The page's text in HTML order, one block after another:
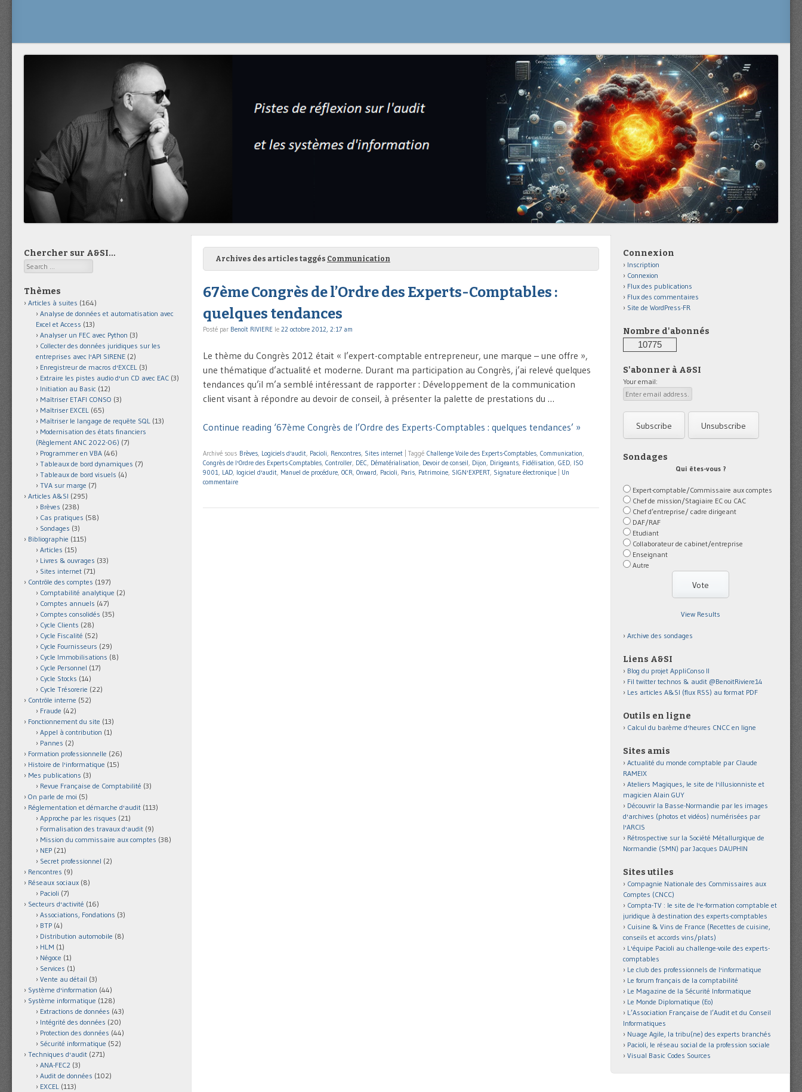
Archives des articles taggés Communication
67ème Congrès de l’Ordre des Experts-Comptables :
quelques tendances
Posté par Benoît RIVIERE le 22 octobre 2012, 2:17 am
Le thème du Congrès 2012 était « l’expert-comptable entrepreneur, une marque – une offre »,
une thématique d’actualité et moderne. Durant ma participation au Congrès, j’ai relevé quelques
tendances qu’il m’a semblé intéressant de rapporter : Développement de la communication
client visant à répondre au devoir de conseil, à présenter la palette de prestations du …
Continue reading ‘67ème Congrès de l’Ordre des Experts-Comptables : quelques tendances’ »
Archivé sous Brèves, Logiciels d'audit, Pacioli, Rencontres, Sites internet Taggé Challenge Voile des Experts-Comptables, Communication,
Congrès de l'Ordre des Experts-Comptables, Controller, DEC, Dématérialisation, Devoir de conseil, Dijon, Dirigeants, Fidélisation, GED, ISO
9001, LAD, logiciel d'audit, Manuel de procédure, OCR, Onward, Pacioli, Paris, Patrimoine, SIGN'EXPERT, Signature électronique
Un
commentaire
Chercher sur A&SI…
Search
Thèmes
Articles à suites (164)
Analyse de données et automatisation avec
Excel et Access (13)
Analyser un FEC avec Python (3)
Collecter des données juridiques sur les
entreprises avec l'API SIRENE (2)
Enregistreur de macros d'EXCEL (3)
Extraire les pistes audio d'un CD avec EAC (3)
Initiation au Basic (12)
Maîtriser ETAFI CONSO (3)
Maîtriser EXCEL (65)
Maîtriser le langage de requête SQL (13)
Modernisation des états financiers
(Règlement ANC 2022-06) (7)
Programmer en VBA (46)
Tableaux de bord dynamiques (7)
Tableaux de bord visuels (4)
TVA sur marge (7)
Articles A&SI (295)
Brèves (238)
Cas pratiques (58)
Sondages (3)
Bibliographie (115)
Articles (15)
Livres & ouvrages (33)
Sites internet (71)
Contrôle des comptes (197)
Comptabilité analytique (2)
Comptes annuels (47)
Comptes consolidés (35)
Cycle Clients (28)
Cycle Fiscalité (52)
Cycle Fournisseurs (29)
Cycle Immobilisations (8)
Cycle Personnel (17)
Cycle Stocks (14)
Cycle Trésorerie (22)
Contrôle interne (52)
Fraude (42)
Fonctionnement du site (13)
Appel à contribution (1)
Pannes (2)
Formation professionnelle (26)
Histoire de l'informatique (15)
Mes publications (3)
Revue Française de Comptabilité (3)
On parle de moi (5)
Réglementation et démarche d'audit (113)
Approche par les risques (21)
Formalisation des travaux d'audit (9)
Mission du commissaire aux comptes (38)
NEP (21)
Secret professionnel (2)
Rencontres (9)
Réseaux sociaux (8)
Pacioli (7)
Secteurs d'activité (16)
Associations, Fondations (3)
BTP (4)
Distribution automobile (8)
HLM (1)
Négoce (1)
Services (1)
Vente au détail (3)
Système d'information (44)
Système informatique (128)
Extractions de données (43)
Intégrité des données (20)
Protection des données (44)
Sécurité informatique (52)
Techniques d'audit (271)
ANA-FEC2 (3)
Audit de données (102)
EXCEL (113)
Connexion
Inscription
Connexion
Flux des publications
Flux des commentaires
Site de WordPress-FR
Nombre d'abonnés
10775
S'abonner à A&SI
Your email:
Sondages
Qui êtes-vous ?
Expert-comptable/Commissaire aux comptes
Chef de mission/Stagiaire EC ou CAC
Chef d’entreprise/ cadre dirigeant
DAF/RAF
Etudiant
Collaborateur de cabinet/entreprise
Enseignant
Autre
View Results
Archive des sondages
Liens A&SI
Blog du projet AppliConso II
Fil twitter technos & audit @BenoitRiviere14
Les articles A&SI (flux RSS) au format PDF
Outils en ligne
Calcul du barème d'heures CNCC en ligne
Sites amis
Actualité du monde comptable par Claude
RAMEIX
Ateliers Magiques, le site de l'illusionniste et
magicien Alain GUY
Découvrir la Basse-Normandie par les images
d'archives (photos et vidéos) numérisées par
l'ARCIS
Rétrospective sur la Société Métallurgique de
Normandie (SMN) par Jacques DAUPHIN
Sites utiles
Compagnie Nationale des Commissaires aux
Comptes (CNCC)
Compta-TV : le site de l'e-formation comptable et
juridique à destination des experts-comptables
Cuisine & Vins de France (Recettes de cuisine,
conseils et accords vins/plats)
L'équipe Pacioli au challenge-voile des experts-
comptables
Le club des professionnels de l'informatique
Le forum français de la comptabilité
Le Magazine de la Sécurité Informatique
Le Monde Diplomatique (Eo)
L’Association Française de l’Audit et du Conseil
Informatiques
Nuage Agile, la tribu(ne) des experts branchés
Pacioli, le réseau social de la profession sociale
Visual Basic Codes Sources